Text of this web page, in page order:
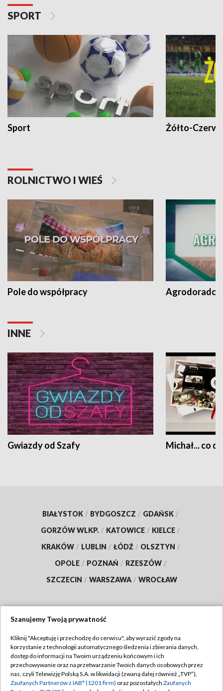
SPORT
Sport Żółto-
ROLNICTWO I WIEŚ
Pole do współpracy Agrodoradcy
INNE
Gwiazdy od Szafy Michał... co
BIAŁYSTOK / BYDGOSZCZ / GDAŃSK /
GORZÓW WLKP. / KATOWICE / KIELCE /
KRAKÓW / LUBLIN / ŁÓDŹ / OLSZTYN /
OPOLE / POZNAŃ / RZESZÓW /
SZCZECIN / WARSZAWA / WROCŁAW
TVP
Abonament TVP
Emisja w TVP
Regulamin TVP
Polityka prywatności
Szanujemy Twoją prywatność
Kliknij "Akceptuję i przechodzę do serwisu", aby wyrazić zgody na
korzystanie z technologii automatycznego śledzenia i zbierania danych,
dostęp do informacji na Twoim urządzeniu końcowym i ich
przechowywanie oraz na przetwarzanie Twoich danych osobowych przez
nas, czyli Telewizję Polską S.A. w likwidacji (zwaną dalej również „TVP”),
Zaufanych Partnerów z IAB* (1201 firm) oraz pozostałych Zaufanych